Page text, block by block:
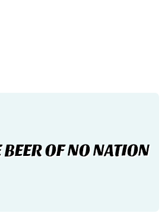
OF NO NATION